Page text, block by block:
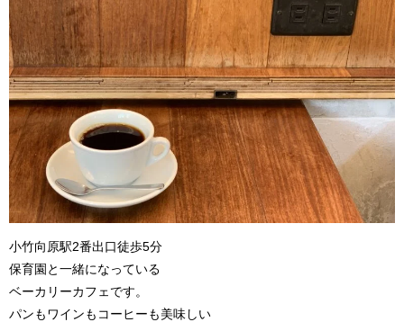
小竹向原駅2番出口徒歩5分
保育園と一緒になっている
ベーカリーカフェです。
パンもワインもコーヒーも美味しい